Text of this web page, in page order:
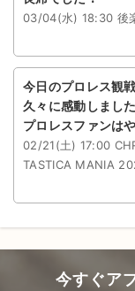
03/04(水) 18:30 後
今日のプロレス観
久々に感動しました
プロレスファンは
02/21(土) 17:00
TASTICA MANIA
今すぐア